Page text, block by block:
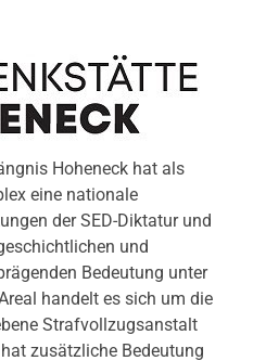
Hoheneck hat als
eine nationale
der SED-Diktatur und
und
Bedeutung unter
handelt es sich um die
Strafvollzugsanstalt
zusätzliche Bedeutung